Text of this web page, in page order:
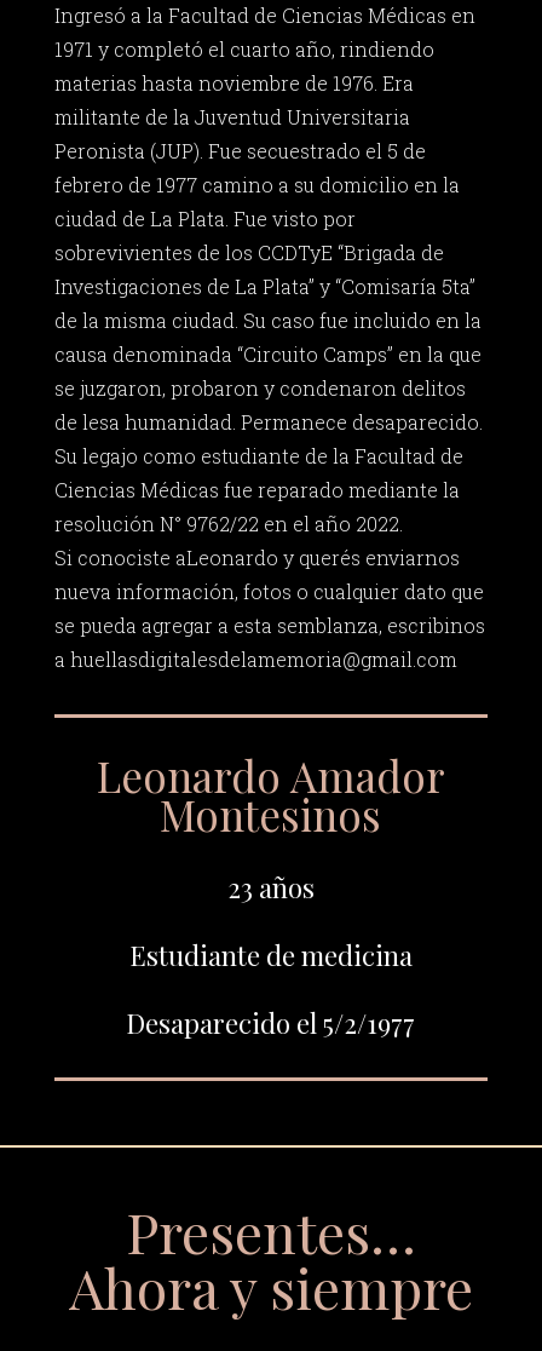
Ingresó a la Facultad de Ciencias Médicas en
1971 y completó el cuarto año, rindiendo
materias hasta noviembre de 1976. Era
militante de la Juventud Universitaria
Peronista (JUP). Fue secuestrado el 5 de
febrero de 1977 camino a su domicilio en la
ciudad de La Plata. Fue visto por
sobrevivientes de los CCDTyE “Brigada de
Investigaciones de La Plata” y “Comisaría 5ta”
de la misma ciudad. Su caso fue incluido en la
causa denominada “Circuito Camps” en la que
se juzgaron, probaron y condenaron delitos
de lesa humanidad. Permanece desaparecido.
Su legajo como estudiante de la Facultad de
Ciencias Médicas fue reparado mediante la
resolución N° 9762/22 en el año 2022.
Si conociste aLeonardo y querés enviarnos
nueva información, fotos o cualquier dato que
se pueda agregar a esta semblanza, escribinos
a huellasdigitalesdelamemoria@gmail.com
Leonardo Amador
Montesinos
23 años
Estudiante de medicina
Desaparecido el 5/2/1977
Presentes…
Ahora y siempre